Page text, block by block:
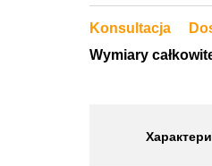
Konsultacja
Wymiary